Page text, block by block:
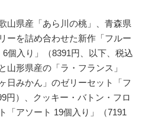
山県産「あら川の桃」、青森県
ーを詰め合わせた新作「フルー
個入り」（8391円、以下、税込
山形県産の「ラ・フランス」
日みかん」のゼリーセット「フ
円）、クッキー・バトン・フロ
「アソート 19個入り」（7191